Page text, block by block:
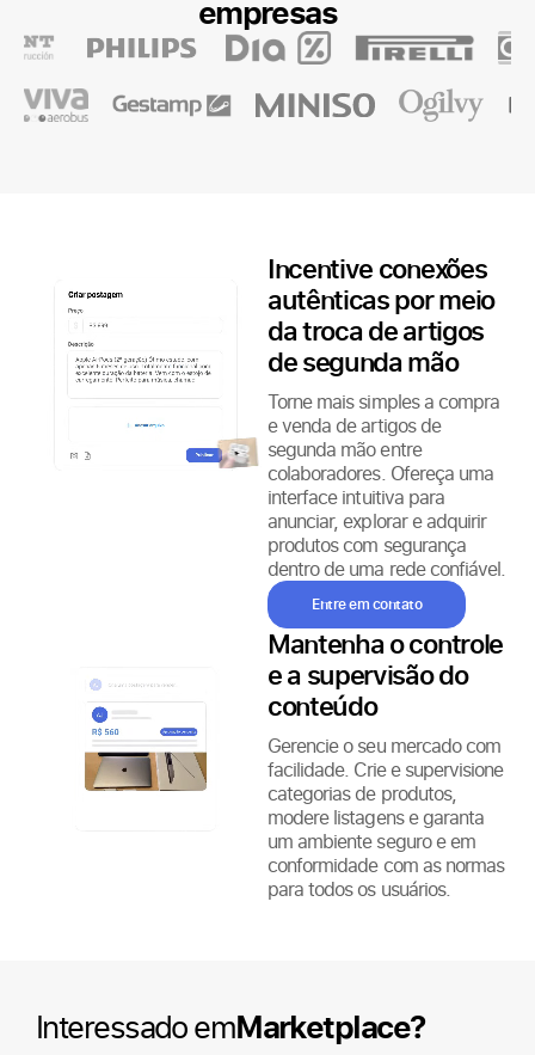
empresas
Incentive conexões
autênticas por meio
da troca de artigos
de segunda mão
Torne mais simples a compra
e venda de artigos de
segunda mão entre
colaboradores. Ofereça uma
interface intuitiva para
anunciar, explorar e adquirir
produtos com segurança
dentro de uma rede confiável.
Entre em contato
Mantenha o controle
e a supervisão do
conteúdo
Gerencie o seu mercado com
facilidade. Crie e supervisione
categorias de produtos,
modere listagens e garanta
um ambiente seguro e em
conformidade com as normas
para todos os usuários.
Interessado emMarketplace?